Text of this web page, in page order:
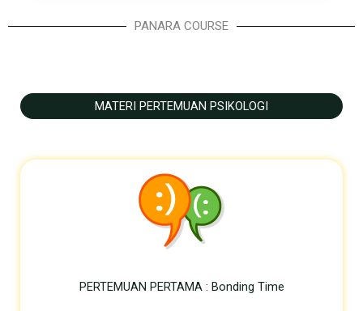
PANARA COURSE
MATERI PERTEMUAN PSIKOLOGI
PERTEMUAN PERTAMA : Bonding Time